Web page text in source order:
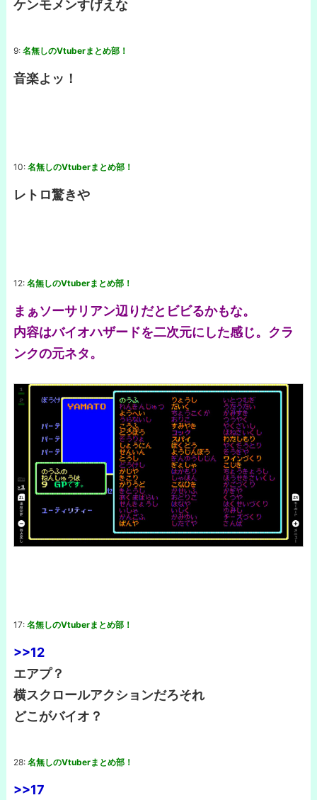
ケンモメンすげえな
9: 名無しのVtuberまとめ部！
音楽よッ！
10: 名無しのVtuberまとめ部！
レトロ驚きや
12: 名無しのVtuberまとめ部！
まぁソーサリアン辺りだとビビるかもな。
内容はバイオハザードを二次元にした感じ。クラ
ンクの元ネタ。
17: 名無しのVtuberまとめ部！
>>12
エアプ？
横スクロールアクションだろそれ
どこがバイオ？
28: 名無しのVtuberまとめ部！
>>17